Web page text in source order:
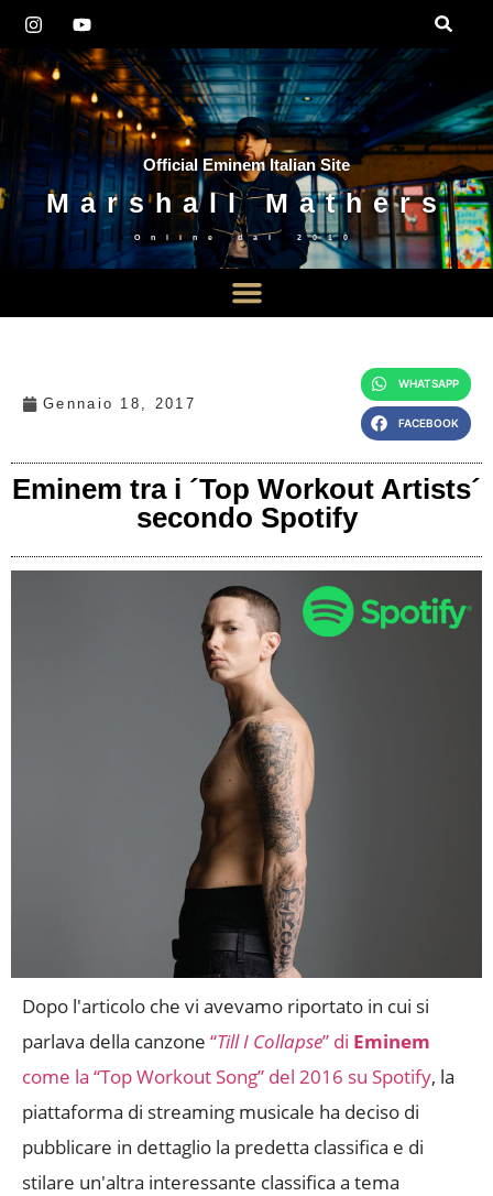
Official Eminem Italian Site
Marshall Mathers
Online dal 2010
Gennaio 18, 2017
WHATSAPP
FACEBOOK
Eminem tra i ´Top Workout Artists´
secondo Spotify
Dopo l'articolo che vi avevamo riportato in cui si
parlava della canzone “Till I Collapse” di Eminem
come la “Top Workout Song” del 2016 su Spotify, la
piattaforma di streaming musicale ha deciso di
pubblicare in dettaglio la predetta classifica e di
stilare un'altra interessante classifica a tema